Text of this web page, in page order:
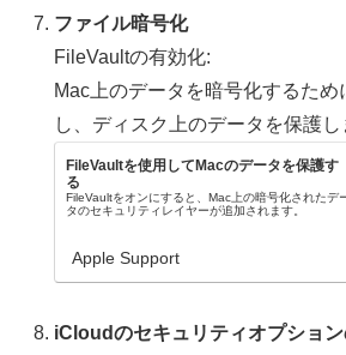
ファイル暗号化
FileVaultの有効化:
Mac上のデータを暗号化するため
し、ディスク上のデータを保護し
FileVaultを使用してMacのデータを保護す
る
FileVaultをオンにすると、Mac上の暗号化されたデ
タのセキュリティレイヤーが追加されます。
Apple Support
iCloudのセキュリティオプショ